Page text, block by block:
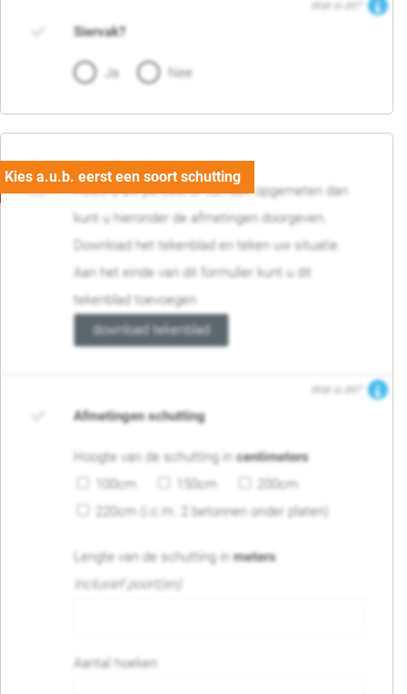
Wat is dit?
Siervak?
Ja Nee
04. Afmetingen
Heeft u uw perceel of tuin zelf opgemeten dan
kunt u hieronder de afmetingen doorgeven.
Download het tekenblad en teken uw situatie.
Aan het einde van dit formulier kunt u dit
tekenblad toevoegen
download tekenblad
Wat is dit?
Afmetingen schutting
Hoogte van de schutting incentimeters
100cm
150cm
200cm
220cm (i.c.m. 2 betonnen onder platen)
Lengte van de schutting inmeters
Inclusief poort(en)
Aantal hoeken